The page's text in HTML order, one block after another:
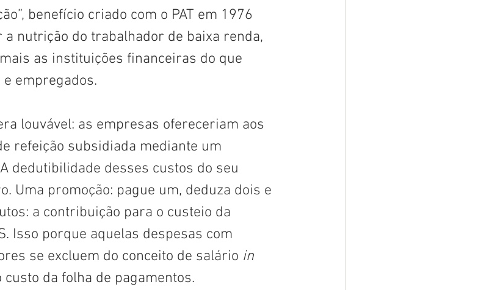
benefício criado com o PAT em 1976
nutrição do trabalhador de baixa renda,
as instituições financeiras do que
empregados.
louvável: as empresas ofereceriam aos
refeição subsidiada mediante um
dedutibilidade desses custos do seu
Uma promoção: pague um, deduza dois e
a contribuição para o custeio da
Isso porque aquelas despesas com
se excluem do conceito de salário in
da folha de pagamentos.